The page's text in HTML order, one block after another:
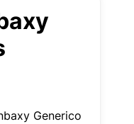
Generico